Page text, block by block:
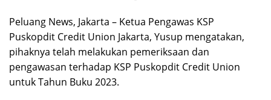
Peluang News, Jakarta – Ketua Pengawas KSP
Puskopdit Credit Union Jakarta, Yusup mengatakan,
pihaknya telah melakukan pemeriksaan dan
pengawasan terhadap KSP Puskopdit Credit Union
untuk Tahun Buku 2023.